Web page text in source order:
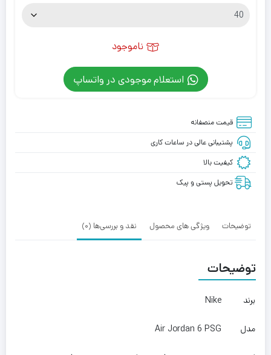
ناموجود
استعلام موجودی در واتساپ
قیمت منصفانه
پشتیبانی عالی در ساعات کاری
کیفیت بالا
تحویل پستی و پیک
توضیحات ویژگی های محصول نقد و بررسی‌ها (0)
توضیحات
برند Nike
مدل Air Jordan 6 PSG